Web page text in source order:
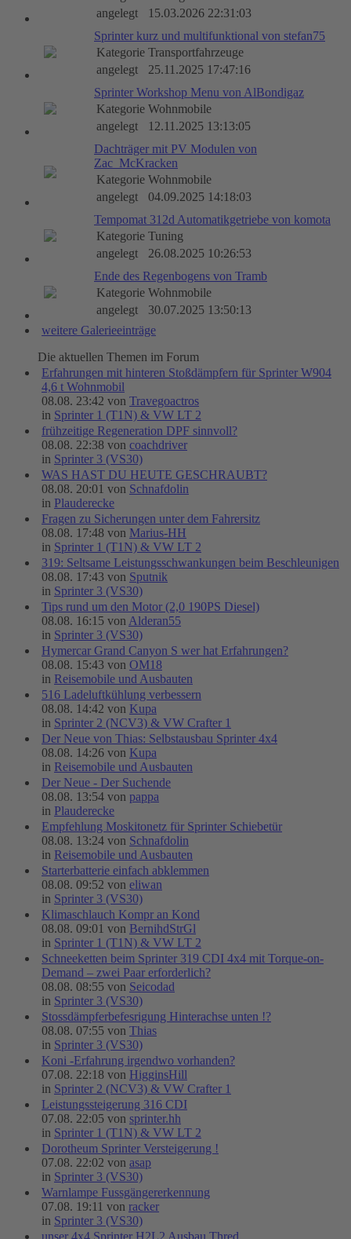
angelegt
15.03.2026 22:31:03
Sprinter kurz und multifunktional von stefan75
Kategorie Transportfahrzeuge
angelegt
25.11.2025 17:47:16
Sprinter Workshop Menu von AlBondigaz
Kategorie Wohnmobile
angelegt
12.11.2025 13:13:05
Dachträger mit PV Modulen von
Zac_McKracken
Kategorie Wohnmobile
angelegt
04.09.2025 14:18:03
Tempomat 312d Automatikgetriebe von komota
Kategorie Tuning
angelegt
26.08.2025 10:26:53
Ende des Regenbogens von Tramb
Kategorie Wohnmobile
angelegt
30.07.2025 13:50:13
weitere Galerieeinträge
Die aktuellen Themen im Forum
Erfahrungen mit hinteren Stoßdämpfern für Sprinter W904
4,6 t Wohnmobil
08.08. 23:42 von Travegoactros
in Sprinter 1 (T1N) & VW LT 2
frühzeitige Regeneration DPF sinnvoll?
08.08. 22:38 von coachdriver
in Sprinter 3 (VS30)
WAS HAST DU HEUTE GESCHRAUBT?
08.08. 20:01 von Schnafdolin
in Plauderecke
Fragen zu Sicherungen unter dem Fahrersitz
08.08. 17:48 von Marius-HH
in Sprinter 1 (T1N) & VW LT 2
319: Seltsame Leistungsschwankungen beim Beschleunigen
08.08. 17:43 von Sputnik
in Sprinter 3 (VS30)
Tips rund um den Motor (2,0 190PS Diesel)
08.08. 16:15 vonAlderan55
in Sprinter 3 (VS30)
Hymercar Grand Canyon S wer hat Erfahrungen?
08.08. 15:43 von OM18
in Reisemobile und Ausbauten
516 Ladeluftkühlung verbessern
08.08. 14:42 von Kupa
in Sprinter 2 (NCV3) & VW Crafter 1
Der Neue von Thias: Selbstausbau Sprinter 4x4
08.08. 14:26 von Kupa
in Reisemobile und Ausbauten
Der Neue - Der Suchende
08.08. 13:54 von pappa
in Plauderecke
Empfehlung Moskitonetz für Sprinter Schiebetür
08.08. 13:24 von Schnafdolin
in Reisemobile und Ausbauten
Starterbatterie einfach abklemmen
08.08. 09:52 von eliwan
in Sprinter 3 (VS30)
Klimaschlauch Kompr an Kond
08.08. 09:01 von BernihdStrGl
in Sprinter 1 (T1N) & VW LT 2
Schneeketten beim Sprinter 319 CDI 4x4 mit Torque-on-
Demand – zwei Paar erforderlich?
08.08. 08:55 von Seicodad
in Sprinter 3 (VS30)
Stossdämpferbefesrigung Hinterachse unten !?
08.08. 07:55 von Thias
in Sprinter 3 (VS30)
Koni -Erfahrung irgendwo vorhanden?
07.08. 22:18 von HigginsHill
in Sprinter 2 (NCV3) & VW Crafter 1
Leistungssteigerung 316 CDI
07.08. 22:05 von sprinter.hh
in Sprinter 1 (T1N) & VW LT 2
Dorotheum Sprinter Versteigerung !
07.08. 22:02 von asap
in Sprinter 3 (VS30)
Warnlampe Fussgängererkennung
07.08. 19:11 von racker
in Sprinter 3 (VS30)